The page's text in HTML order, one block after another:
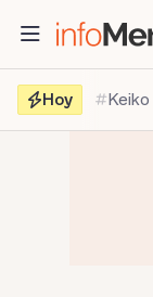
contenido
Hoy